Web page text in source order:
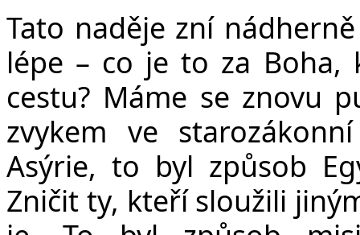
Tato naděje zní
lépe – co je to za Boha,
cestu? Máme se znovu
zvykem ve
Asýrie, to byl způsob
Zničit ty, kteří sloužili